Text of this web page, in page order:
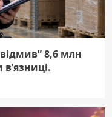
8,6 млн